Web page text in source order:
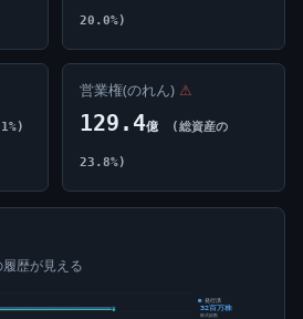
20.0%)
営業権(のれん) ⚠
129.4億 (総資産の
23.8%)
歴が見える
発行済
32百万株
株式総数